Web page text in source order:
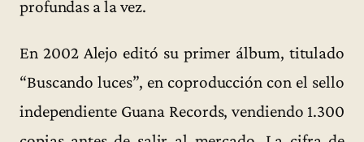
profundas a la vez.
En 2002 Alejo editó su primer álbum, titulado
“Buscando luces”, en coproducción con el sello
independiente Guana Records, vendiendo 1.300